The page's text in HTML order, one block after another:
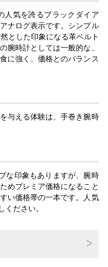
人気を誇るブラックダイア
ナログ表示です。シンプル
とした印象になる革ベルト
腕時計としては一般的な、
に強く、価格とのバランス
与える体験は、手巻き腕時
な印象もありますが、腕時
めプレミア価格になること
い価格帯の一本です。人気
ください。